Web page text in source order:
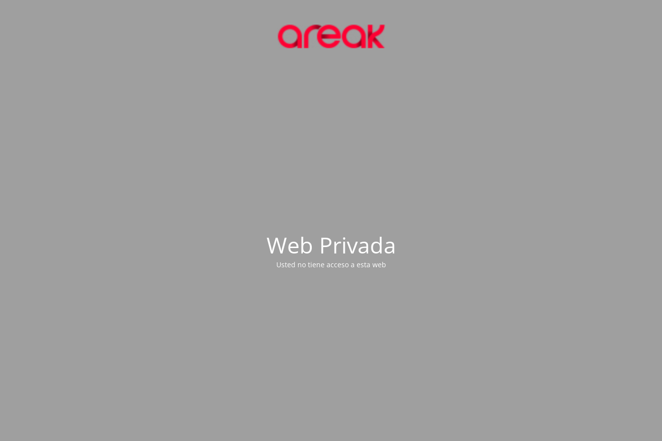
Web Privada
Usted no tiene acceso a esta web